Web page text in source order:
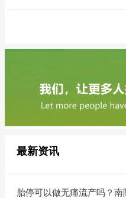
最新资讯
胎停可以做无痛流产吗？南